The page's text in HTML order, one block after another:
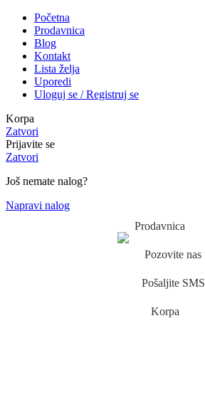
Početna
Prodavnica
Blog
Kontakt
Lista želja
Uporedi
Uloguj se / Registruj se
Korpa
Zatvori
Prijavite se
Zatvori
Još nemate nalog?
Napravi nalog
Prodavnica
Pozovite nas
Pošaljite SMS
Korpa